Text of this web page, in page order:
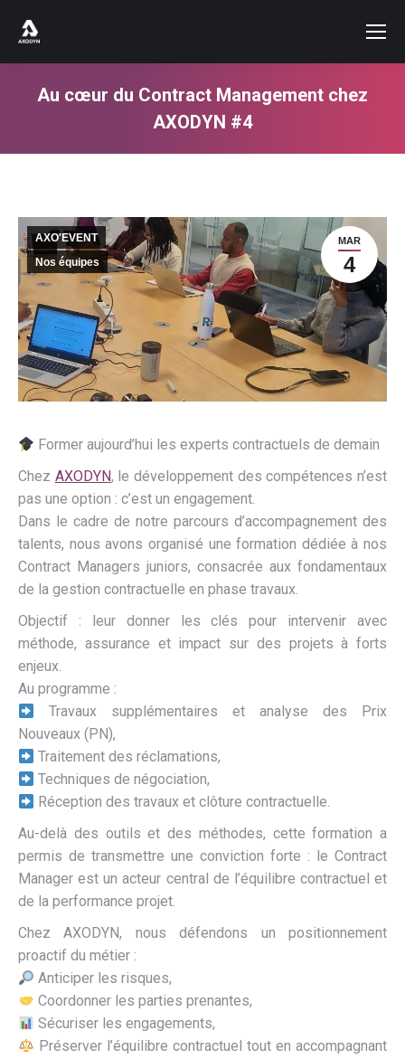
Au cœur du Contract Management chez
AXODYN #4
MAR
4
AXO'EVENT
Nos équipes
Former aujourd’hui les experts contractuels de demain
Chez AXODYN, le développement des compétences n’est
pas une option : c’est un engagement.
Dans le cadre de notre parcours d’accompagnement des
talents, nous avons organisé une formation dédiée à nos
Contract Managers juniors, consacrée aux fondamentaux
de la gestion contractuelle en phase travaux.
Objectif : leur donner les clés pour intervenir avec
méthode, assurance et impact sur des projets à forts
enjeux.
Au programme :
Travaux supplémentaires et analyse des Prix
Nouveaux (PN),
Traitement des réclamations,
Techniques de négociation,
Réception des travaux et clôture contractuelle.
Au-delà des outils et des méthodes, cette formation a
permis de transmettre une conviction forte : le Contract
Manager est un acteur central de l’équilibre contractuel et
de la performance projet.
Chez AXODYN, nous défendons un positionnement
proactif du métier :
Anticiper les risques,
Coordonner les parties prenantes,
Sécuriser les engagements,
Préserver l’équilibre contractuel tout en accompagnant